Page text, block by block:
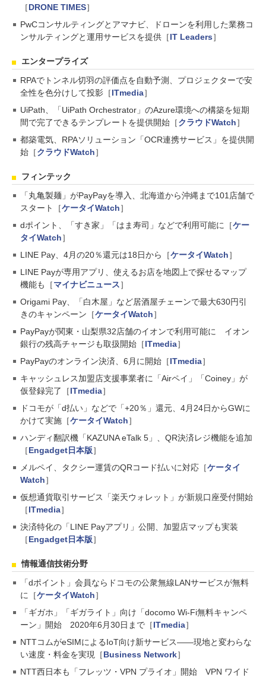
［DRONE TIMES］
PwCコンサルティングとアマナビ、ドローンを利用した業務コ
ンサルティングと運用サービスを提供［IT Leaders］
エンタープライズ
RPAでトンネル切羽の評価点を自動予測、プロジェクターで安
全性を色分けして投影［ITmedia］
UiPath、「UiPath Orchestrator」のAzure環境への構築を短期
間で完了できるテンプレートを提供開始［クラウドWatch］
都築電気、RPAソリューション「OCR連携サービス」を提供開
始［クラウドWatch］
フィンテック
「丸亀製麺」がPayPayを導入、北海道から沖縄まで101店舗で
スタート［ケータイWatch］
dポイント、「すき家」「はま寿司」などで利用可能に［ケー
タイWatch］
LINE Pay、4月の20％還元は18日から［ケータイWatch］
LINE Payが専用アプリ、使えるお店を地図上で探せるマップ
機能も［マイナビニュース］
Origami Pay、「白木屋」など居酒屋チェーンで最大630円引
きのキャンペーン［ケータイWatch］
PayPayが関東・山梨県32店舗のイオンで利用可能に イオン
銀行の残高チャージも取扱開始［ITmedia］
PayPayのオンライン決済、6月に開始［ITmedia］
キャッシュレス加盟店支援事業者に「Airペイ」「Coiney」が
仮登録完了［ITmedia］
ドコモが「d払い」などで「+20％」還元、4月24日からGWに
かけて実施［ケータイWatch］
ハンディ翻訳機「KAZUNA eTalk 5」、QR決済レジ機能を追加
［Engadget日本版］
メルペイ、タクシー運賃のQRコード払いに対応［ケータイ
Watch］
仮想通貨取引サービス「楽天ウォレット」が新規口座受付開始
［ITmedia］
決済特化の「LINE Payアプリ」公開、加盟店マップも実装
［Engadget日本版］
情報通信技術分野
「dポイント」会員ならドコモの公衆無線LANサービスが無料
に［ケータイWatch］
「ギガホ」「ギガライト」向け「docomo Wi-Fi無料キャンペ
ーン」開始 2020年6月30日まで［ITmedia］
NTTコムがeSIMによるIoT向け新サービス――現地と変わらな
い速度・料金を実現［Business Network］
NTT西日本も「フレッツ・VPN プライオ」開始 VPN ワイド